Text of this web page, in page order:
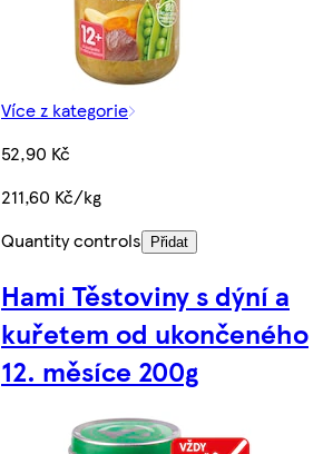
Více z kategorie
52,90 Kč
211,60 Kč/kg
Quantity controls
Přidat
Hami Těstoviny s dýní a
kuřetem od ukončeného
12. měsíce 200g